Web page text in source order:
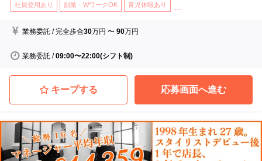
社員登用あり 副業・WワークOK 育児休暇あり
業務委託 /完全歩合30万円 〜90万円
業務委託 /09:00〜22:00(シフト制)
キープする 応募画面へ進む